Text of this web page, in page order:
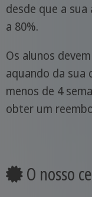
desde que a
a 80%.
Os alunos
aquando da sua
menos de 4
obter um
O nosso